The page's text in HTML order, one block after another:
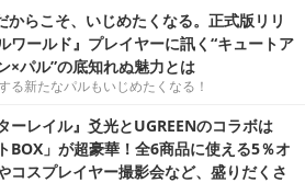
らこそ、いじめたくなる。正式版リリ
ワールド』プレイヤーに訊く“キュートア
×パル”の底知れぬ魅力とは
る新たなパルもいじめたくなる！
ーレイル』爻光とUGREENのコラボは
BOX」が超豪華！全6商品に使える5％オ
コスプレイヤー撮影会など、盛りだくさ